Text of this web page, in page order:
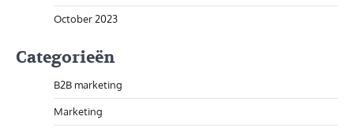
October 2023
Categorieën
B2B marketing
Marketing